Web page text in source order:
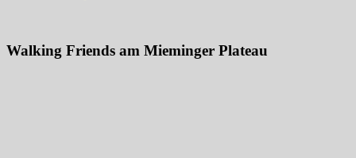
Walking Friends am Mieminger Plateau